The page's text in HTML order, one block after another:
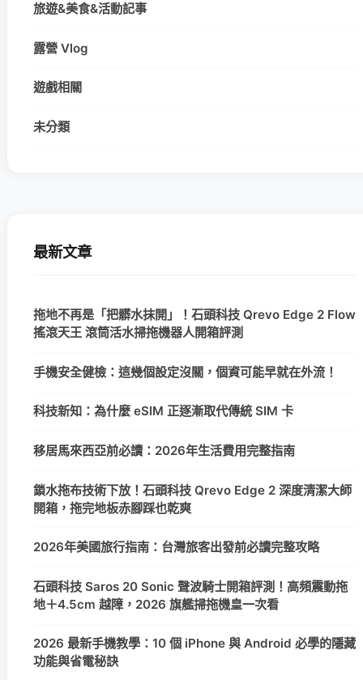
旅遊&美食&活動記事
露營 Vlog
遊戲相關
未分類
最新文章
拖地不再是「把髒水抹開」！石頭科技 Qrevo Edge 2 Flow
搖滾天王 滾筒活水掃拖機器人開箱評測
手機安全健檢：這幾個設定沒關，個資可能早就在外流！
科技新知：為什麼 eSIM 正逐漸取代傳統 SIM 卡
移居馬來西亞前必讀：2026年生活費用完整指南
鎖水拖布技術下放！石頭科技 Qrevo Edge 2 深度清潔大師
開箱，拖完地板赤腳踩也乾爽
2026年美國旅行指南：台灣旅客出發前必讀完整攻略
石頭科技 Saros 20 Sonic 聲波騎士開箱評測！高頻震動拖
地＋4.5cm 越障，2026 旗艦掃拖機皇一次看
2026 最新手機教學：10 個 iPhone 與 Android 必學的隱藏
功能與省電秘訣